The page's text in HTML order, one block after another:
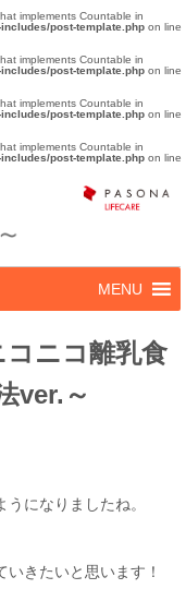
implements Countable in
post-template.php on line
implements Countable in
post-template.php on line
implements Countable in
post-template.php on line
implements Countable in
post-template.php on line
ニコ離乳食
ver.～
になりましたね。
きたいと思います！